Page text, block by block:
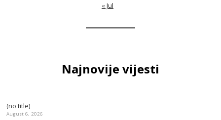
« Jul
Najnovije vijesti
(no title)
August 6, 2026